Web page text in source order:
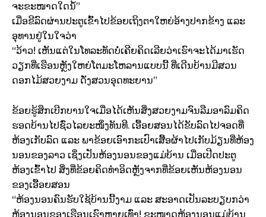
ຈະຂະໜາດໃດນໍ້”
ເມື່ອຂີລົດຜ່ານປະຕູເຂົ້າໄປຂ້ອຍເຖິງຕາໃຫຍ່ອ້າງປາກຂ້າງ ແລະ
ອຸທານຢູ່ໃນໃຈວ່າ
“ວ້າວ! ເຫັນແຕ່ໃນໂທລະທັດບໍ່ເຄີຍຄິດເລີຍວ່າເຮົາຈະໄດ້ມາເຮັດ
ວຽກທີ່ເຮືອນຫຼັງໃຫຍ່ໂຕມະໂຫລານແບບນີ້ ທີ່ເດີນບ້ານມີສວນ
ດອກໄມ້ສວຍງາມ ດັ່ງສວນອຸດທະຍານ”
ຂ້ອຍຮູ້ສຶກເບີກບານໃຈເມື່ອໄດ້ເຫັນສິ່ງສວຍງາມຈົນລືມອາລົມຄິດ
ຮອດບ້ານໄປຊົ່ວໄລຍະໜຶ່ງທັນທີ. ເອື້ອຍສອນໄດ້ຂັບລົດໄປຈອດທີ່
ຫ້ອງເກັບລົດ ແລະ ພາຂ້ອຍເອົາກະເປົາເສື້ອຜ້າໄປເກັບມ້ຽນທີ່ຫ້ອງ
ນອນຂອງລາວ ເຊິ່ງເປັນຫ້ອງນອນຂອງແມ່ບ້ານ ເມື່ອເປີດປະຕູ
ຫ້ອງເຂົ້າໄປ ສິ່ງທີ່ຂ້ອຍຄິດທຳອິດຫຼັງຈາກທີ່ຂ້ອຍເຫັນຫ້ອງນອນ
ຂອງເອື້ອຍສອນ
“ຫ້ອງນອນຄົນຮັບໃຊ້ບ້ານນີ້ງາມ ແລະ ສະອາດເປັນລະບຽບກວ່າ
ຫ້ອງນອນຂອງເຮືອນເຮົາຫຼາຍເທົ່າ! ຂະໜາດຫ້ອງນອນແມ່ບ້ານ